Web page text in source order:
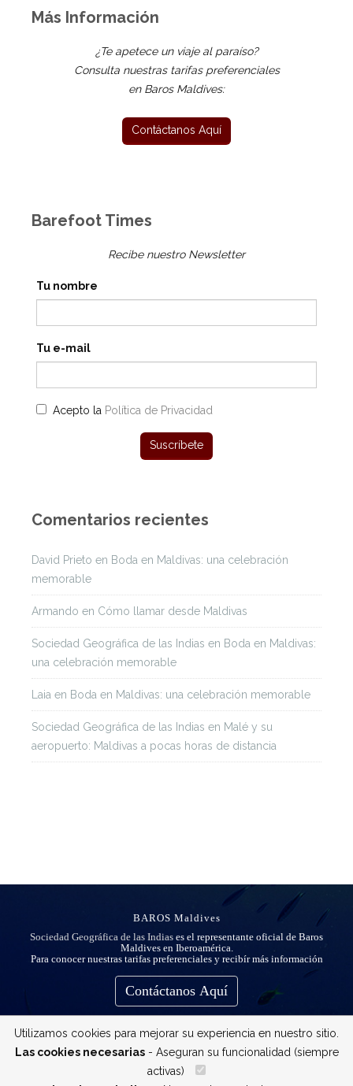
Más Información
¿Te apetece un viaje al paraíso?
Consulta nuestras tarifas preferenciales
en Baros Maldives:
Barefoot Times
Recibe nuestro Newsletter
Tu nombre
Tu e-mail
Acepto la Política de Privacidad
Comentarios recientes
David Prieto en Boda en Maldivas: una celebración
memorable
Armando en Cómo llamar desde Maldivas
Sociedad Geográfica de las Indias en Boda en Maldivas:
una celebración memorable
Laia en Boda en Maldivas: una celebración memorable
Sociedad Geográfica de las Indias en Malé y su
aeropuerto: Maldivas a pocas horas de distancia
BAROS Maldives
Sociedad Geográfica de las Indias es el representante oficial de Baros
Maldives en Iberoamérica.
Para conocer nuestras tarifas preferenciales y recibír más información
Contáctanos Aquí
Utilizamos cookies para mejorar su experiencia en nuestro sitio.
Las cookies necesarias- Aseguran su funcionalidad (siempre
activas)